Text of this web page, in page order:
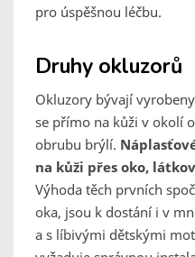
pro úspěšnou léčbu.
Druhy okluzorů
Okluzory bývají
se přímo na kůži v okolí
obrubu brýlí.
na kůži přes oko,
Výhoda těch prvních
oka, jsou k dostání i v
a s líbivými dětskými